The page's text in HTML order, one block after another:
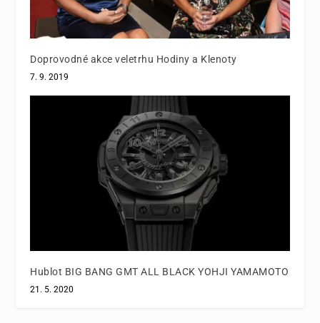
Doprovodné akce veletrhu Hodiny a Klenoty
7. 9. 2019
Hublot BIG BANG GMT ALL BLACK YOHJI YAMAMOTO
21. 5. 2020